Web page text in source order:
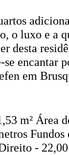
o luxo e a
desta
encantar
em
m² Área
Fundos
-